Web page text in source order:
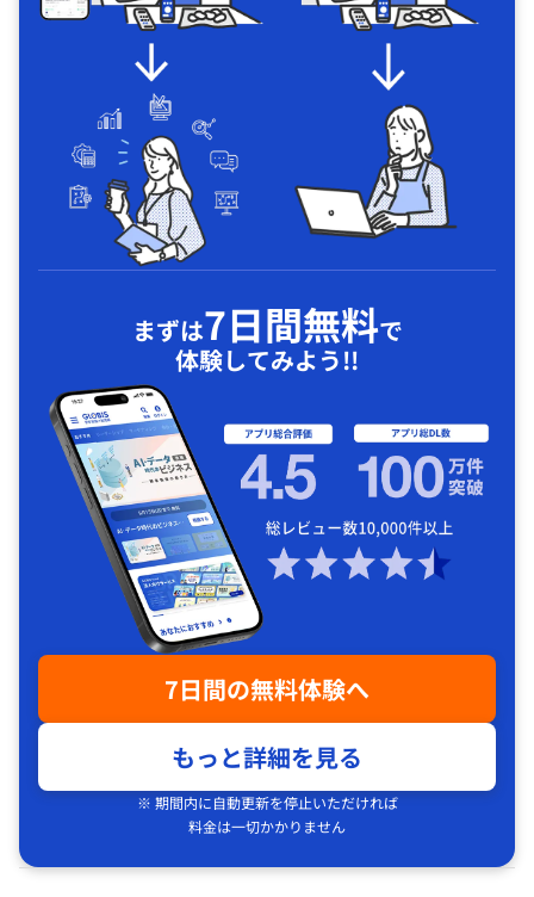
まずは7日間無料で
体験してみよう!!
7日間の無料体験へ
もっと詳細を見る
※ 期間内に自動更新を停止いただければ
料金は一切かかりません